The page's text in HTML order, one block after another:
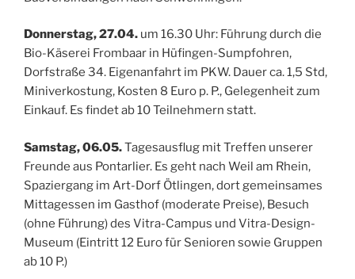
Donnerstag, 27.04. um 16.30 Uhr: Führung durch die
Bio-Käserei Frombaar in Hüfingen-Sumpfohren,
Dorfstraße 34. Eigenanfahrt im PKW. Dauer ca. 1,5 Std,
Miniverkostung, Kosten 8 Euro p. P., Gelegenheit zum
Einkauf. Es findet ab 10 Teilnehmern statt.
Samstag, 06.05.Tagesausflug mit Treffen unserer
Freunde aus Pontarlier. Es geht nach Weil am Rhein,
Spaziergang im Art-Dorf Ötlingen, dort gemeinsames
Mittagessen im Gasthof (moderate Preise), Besuch
(ohne Führung) des Vitra-Campus und Vitra-Design-
Museum (Eintritt 12 Euro für Senioren sowie Gruppen
ab 10 P.)